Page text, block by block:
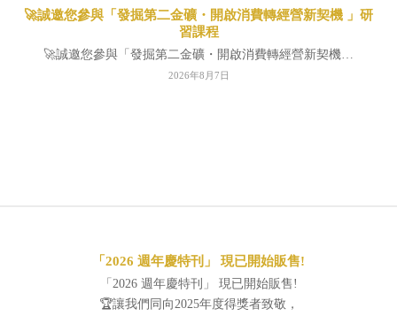
🚀誠邀您參與「發掘第二金礦・開啟消費轉經營新契機 」研
習課程
🚀誠邀您參與「發掘第二金礦・開啟消費轉經營新契機…
2026年8月7日
「2026 週年慶特刊」 現已開始販售!
「2026 週年慶特刊」 現已開始販售!
🏆讓我們同向2025年度得獎者致敬，